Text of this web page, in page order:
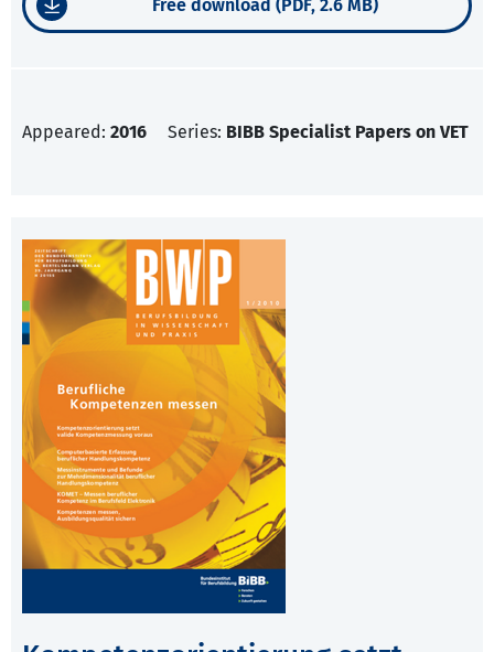
Free download (PDF, 2.6 MB)
Appeared: 2016 Series: BIBB Specialist Papers on VET